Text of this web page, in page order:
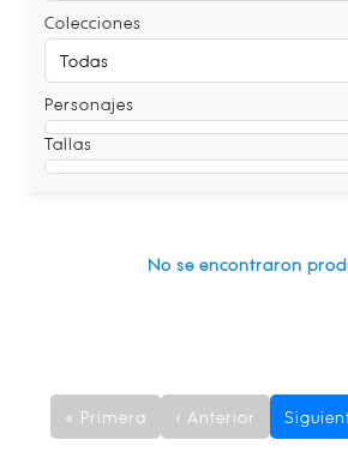
Colecciones
Personajes
Tallas
No se encontraron
« Primera ‹ Anterior